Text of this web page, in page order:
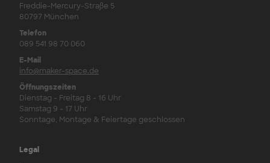
Freddie-Mercury-Straße 5
80797 München
Telefon
089 541 98 70 060
E-Mail
info@maker-space.de
Öffnungszeiten
Dienstag - Freitag 8 - 16 Uhr
Samstag 9 - 17 Uhr
Sonntage, Montage & Feiertage geschlossen
Legal